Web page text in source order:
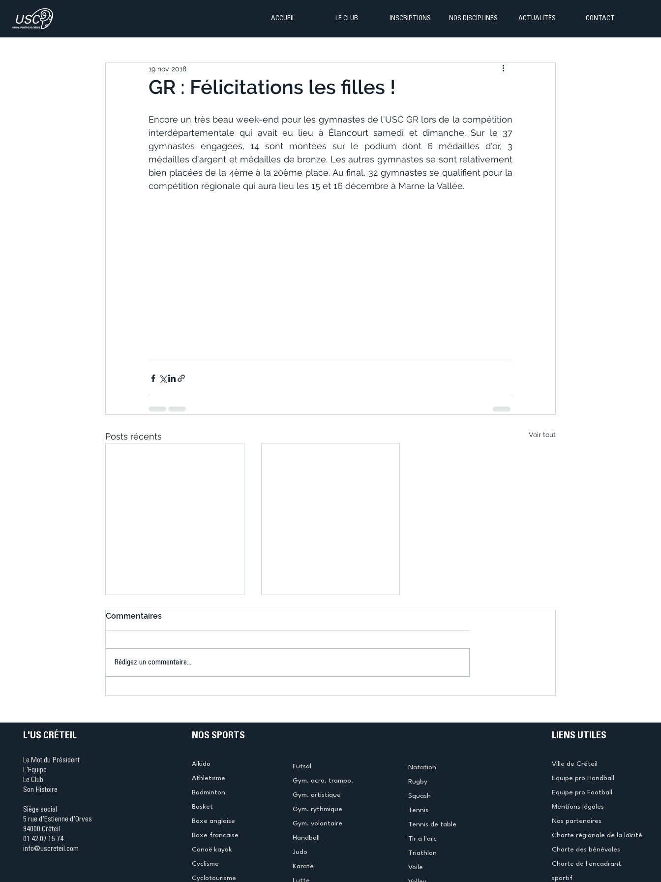
ACCUEIL LE CLUB INSCRIPTIONS NOS DISCIPLINES ACTUALITÉS CONTACT
GR : Félicitations les filles !
19 nov. 2018
Encore un très beau week-end pour les gymnastes de l'USC GR lors de la compétition
interdépartementale qui avait eu lieu à Élancourt samedi et dimanche. Sur le 37
gymnastes engagées, 14 sont montées sur le podium dont 6 médailles d'or, 3
médailles d'argent et médailles de bronze. Les autres gymnastes se sont relativement
bien placées de la 4ème à la 20ème place. Au final, 32 gymnastes se qualifient pour la
compétition régionale qui aura lieu les 15 et 16 décembre à Marne la Vallée.
Posts récents Voir tout
Ping ? Quand le tennis de
termine la saison en
Commentaires
Rédigez un commentaire...
L'US CRÉTEIL
Le Mot du Président
L'Equipe
Le Club
Son Histoire
Siège social
5 rue d'Estienne d'Orves
94000 Créteil
01 42 07 15 74
info@uscreteil.com
NOS SPORTS
Aikido
Athletisme
Badminton
Basket
Boxe anglaise
Boxe francaise
Canoë kayak
Cyclisme
Cyclotourisme
Futsal
Gym. acro. trampo.
Gym. artistique
Gym. rythmique
Gym. volontaire
Handball
Judo
Karate
Lutte
Natation
Rugby
Squash
Tennis
Tennis de table
Tir a l'arc
Triathlon
Voile
LIENS UTILES
Ville de Créteil
Equipe pro Handball
Equipe pro Football
Mentions légales
Nos partenaires
Charte régionale de la laïcité
Charte des bénévoles
Charte de l'encadrant
sportif